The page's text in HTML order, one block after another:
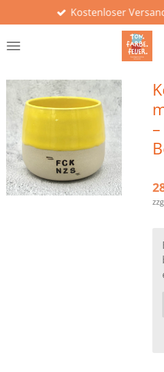
Hauptinhalt
springen
Kostenloser